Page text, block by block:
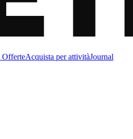
OfferteAcquista per attivitàJournal